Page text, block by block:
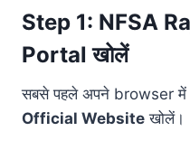
Step 1: NFSA
Portal खोलें
सबसे पहले अपने browser में
Official Website खोलें।